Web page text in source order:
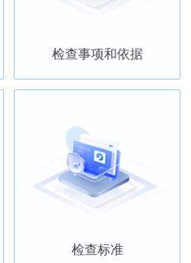
检查事项和依据
检查标准